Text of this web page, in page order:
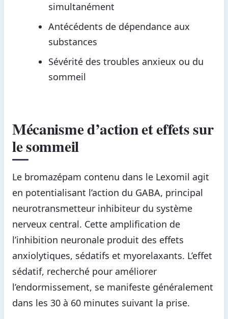
simultanément
Antécédents de dépendance aux
substances
Sévérité des troubles anxieux ou du
sommeil
Mécanisme d’action et effets sur
le sommeil
Le bromazépam contenu dans le Lexomil agit
en potentialisant l’action du GABA, principal
neurotransmetteur inhibiteur du système
nerveux central. Cette amplification de
l’inhibition neuronale produit des effets
anxiolytiques, sédatifs et myorelaxants. L’effet
sédatif, recherché pour améliorer
l’endormissement, se manifeste généralement
dans les 30 à 60 minutes suivant la prise.